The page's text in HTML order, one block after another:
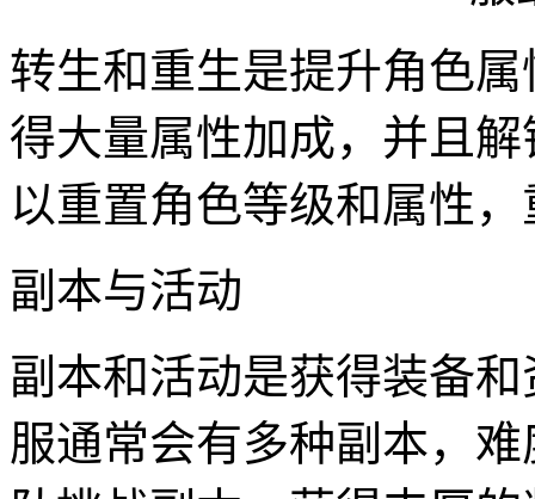
转生和重生是提升角色
得大量属性加成，并且
以重置角色等级和属性
副本与活动
副本和活动是获得装备
服通常会有多种副本，